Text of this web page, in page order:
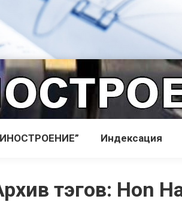
Индекcация
тэгов: Hon